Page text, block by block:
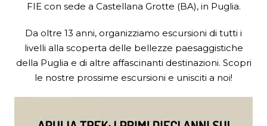
FIEcon sede a Castellana Grotte (BA), in Puglia.
Da oltre 13 anni, organizziamo escursioni di tutti i
livelli alla scoperta delle bellezze paesaggistiche
della Puglia e di altre affascinanti destinazioni. Scopri
le nostre prossime escursioni e unisciti a noi!